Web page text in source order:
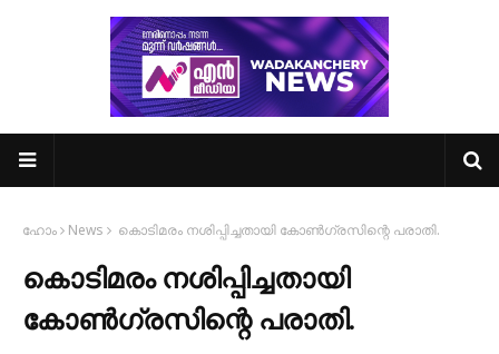
ഹോം News കൊടിമരം നശിപ്പിച്ചതായി കോൺഗ്രസിന്റെ പരാതി.
കൊടിമരം നശിപ്പിച്ചതായി
കോൺഗ്രസിന്റെ പരാതി.